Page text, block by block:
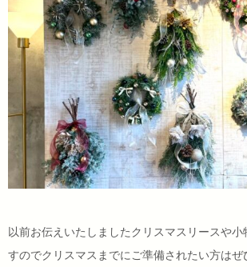
以前お伝えいたしましたクリスマスリースや小
すのでクリスマスまでにご準備されたい方は